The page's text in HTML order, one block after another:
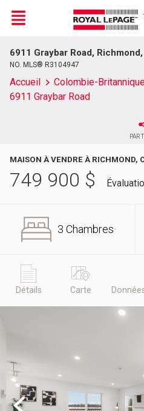
Live
En Direct
Menu
6911 Graybar Road,
NO. MLS® R3104947
Accueil Colombie-
6911 Graybar Road
MAISON À VENDRE À RICHMOND,
749 900 $
3 Chambres
Détails Carte
Previous